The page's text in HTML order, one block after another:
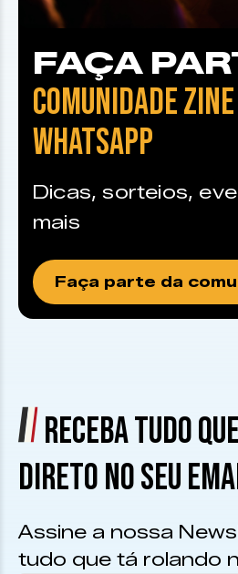
FAÇA
COMUNIDADE
WHATSAPP
Dicas, sorteios,
mais
Faça parte da
RECEBA TUDO
DIRETO NO SEU
Assine a nossa
tudo que tá rolando